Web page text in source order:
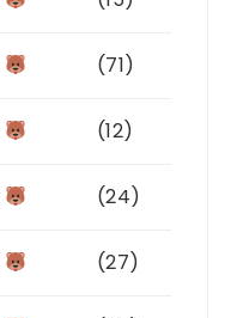
(71)
(12)
(24)
(27)